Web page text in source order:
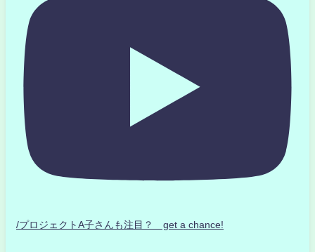
/プロジェクトA子さんも注目？ get a chance!